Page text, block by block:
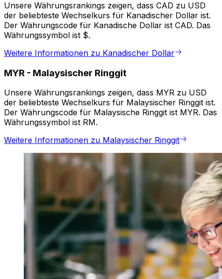
Unsere Währungsrankings zeigen, dass CAD zu USD
der beliebteste Wechselkurs für Kanadischer Dollar ist.
Der Währungscode für Kanadische Dollar ist CAD. Das
Währungssymbol ist $.
Weitere Informationen zu Kanadischer Dollar
MYR - Malaysischer Ringgit
Unsere Währungsrankings zeigen, dass MYR zu USD
der beliebteste Wechselkurs für Malaysischer Ringgit ist.
Der Währungscode für Malaysische Ringgit ist MYR. Das
Währungssymbol ist RM.
Weitere Informationen zu Malaysischer Ringgit